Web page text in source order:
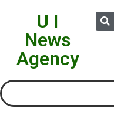
U I
News
Agency